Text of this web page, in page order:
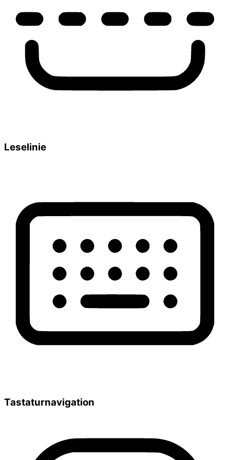
Leselinie
Tastaturnavigation